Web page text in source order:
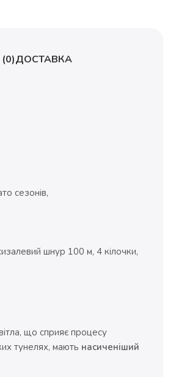
ДОСТАВКА
сезонів,
шнур 100 м, 4 кілочки,
що сприяє процесу
тунелях, мають насиченіший